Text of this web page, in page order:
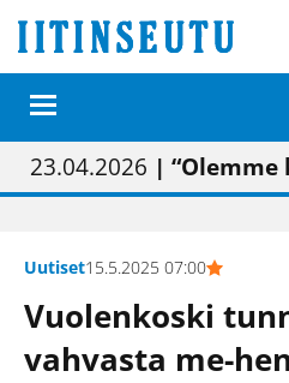
01.02.2026 | Painon vaihtumisen pitäisi
05.02.2026 | Uudistettu
23.04.2026 | “Olemme
09.05.2026| "Maalla on totuttu
Uutiset15.5.2025 07:00
Vuolenkoski
vahvasta me-